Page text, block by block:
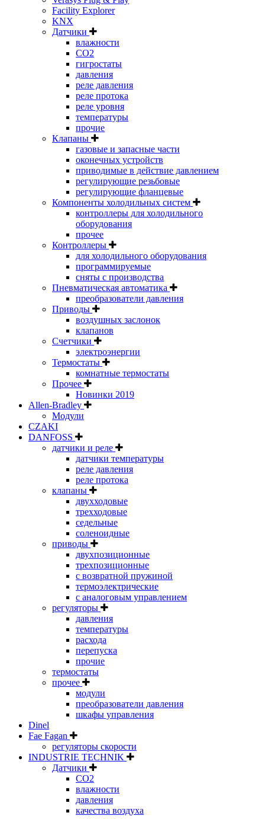
Facility Explorer
KNX
Датчики
влажности
CO2
гигростаты
давления
реле давления
реле протока
реле уровня
температуры
прочие
Клапаны
газовые и запасные части
оконечных устройств
приводимые в действие давлением
регулирующие резьбовые
регулирующие фланцевые
Компоненты холодильных систем
контроллеры для холодильного
оборудования
прочее
Контроллеры
для холодильного оборудования
программируемые
сняты с производства
Пневматическая автоматика
преобразователи давления
Приводы
воздушных заслонок
клапанов
Счетчики
электроэнергии
Термостаты
комнатные термостаты
Прочее
Новинки 2019
Allen-Bradley
Модули
CZAKI
DANFOSS
датчики и реле
датчики температуры
реле давления
реле протока
клапаны
двухходовые
трехходовые
седельные
соленоидные
приводы
двухпозиционные
трехпозиционные
с возвратной пружиной
термоэлектрические
с аналоговым управлением
регуляторы
давления
температуры
расхода
перепуска
прочие
термостаты
прочее
модули
преобразователи давления
шкафы управления
Dinel
Fae Fagan
регуляторы скорости
INDUSTRIE TECHNIK
Датчики
CO2
влажности
давления
качества воздуха